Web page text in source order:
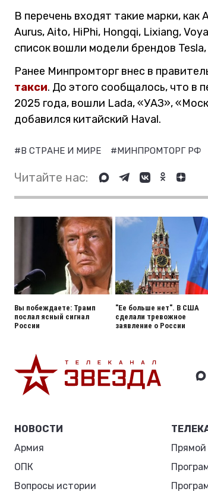
В перечень входят такие марки, как
Aurus, Aito, HiPhi, Hongqi, Lixiang,
список вошли модели брендов
Ранее Минпромторг внес в
такси. До этого сообщалось, что в
2025 года, вошли Lada, «УАЗ»,
добавился китайский Haval.
#В СТРАНЕ И МИРЕ #МИНПРОМТОРГ РФ
Читайте нас:
Вы побеждаете: Трамп
послал ясный сигнал
России
"Ее больше нет". В США
сделали тревожное
заявление о России
НОВОСТИ
Армия
ОПК
Вопросы истории